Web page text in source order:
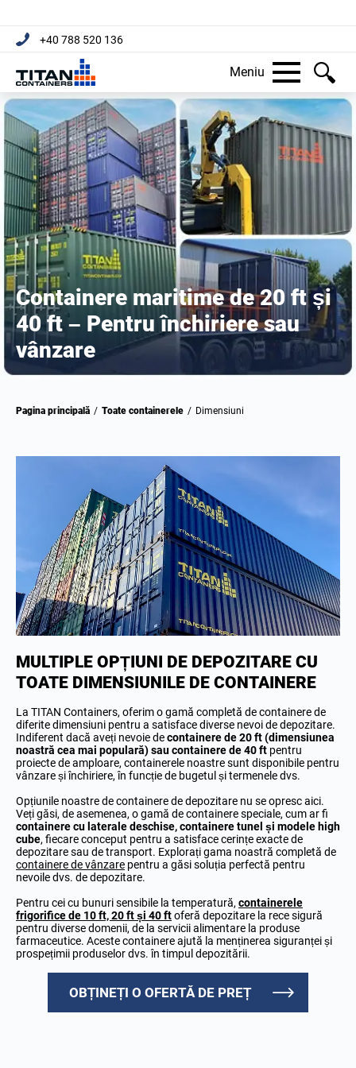
+40 788 520 136
Meniu
Containere maritime de 20 ft și
40 ft – Pentru închiriere sau
vânzare
Pagina principală / Toate containerele / Dimensiuni
MULTIPLE OPȚIUNI DE DEPOZITARE CU
TOATE DIMENSIUNILE DE CONTAINERE
La TITAN Containers, oferim o gamă completă de containere de
diferite dimensiuni pentru a satisface diverse nevoi de depozitare.
Indiferent dacă aveți nevoie decontainere de 20 ft (dimensiunea
noastră cea mai populară) sau containere de 40 ft pentru
proiecte de amploare, containerele noastre sunt disponibile pentru
vânzare și închiriere, în funcție de bugetul și termenele dvs.
Opțiunile noastre de containere de depozitare nu se opresc aici.
Veți găsi, de asemenea, o gamă de containere speciale, cum ar fi
containere cu laterale deschise, containere tunel și modele high
cube, fiecare conceput pentru a satisface cerințe exacte de
depozitare sau de transport. Explorați gama noastră completă de
containere de vânzare pentru a găsi soluția perfectă pentru
nevoile dvs. de depozitare.
Pentru cei cu bunuri sensibile la temperatură, containerele
frigorifice de 10 ft, 20 ft și 40 ftoferă depozitare la rece sigură
pentru diverse domenii, de la servicii alimentare la produse
farmaceutice. Aceste containere ajută la menținerea siguranței și
prospețimii produselor dvs. în timpul depozitării.
OBȚINEȚI O OFERTĂ DE PREȚ